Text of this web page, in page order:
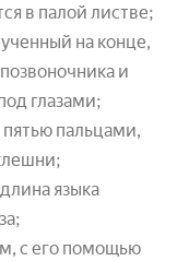
в палой листве;
на конце,
и
глазами;
пальцами,
языка
с его помощью